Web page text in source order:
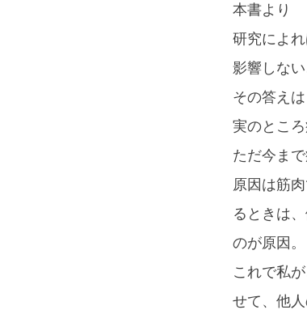
本書より
研究によ
影響しな
その答え
実のとこ
ただ今ま
原因は筋
るときは
のが原因。
これで私
せて、他